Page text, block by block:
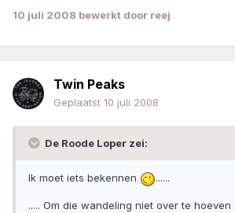
10 juli 2008 bewerkt door reej
Twin Peaks
Geplaatst 10 juli 2008
De Roode Loper zei:
Ik moet iets bekennen ......
..... Om die wandeling niet over te